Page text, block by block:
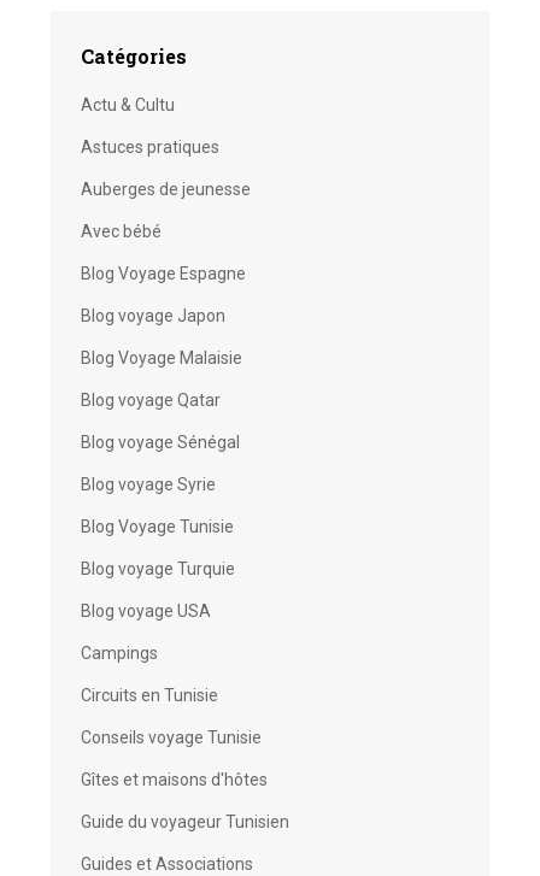
Catégories
Actu & Cultu
Astuces pratiques
Auberges de jeunesse
Avec bébé
Blog Voyage Espagne
Blog voyage Japon
Blog Voyage Malaisie
Blog voyage Qatar
Blog voyage Sénégal
Blog voyage Syrie
Blog Voyage Tunisie
Blog voyage Turquie
Blog voyage USA
Campings
Circuits en Tunisie
Conseils voyage Tunisie
Gîtes et maisons d'hôtes
Guide du voyageur Tunisien
Guides et Associations